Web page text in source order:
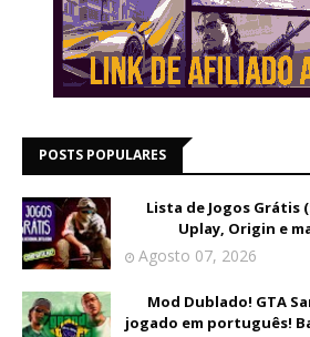
POSTS POPULARES
Lista de Jogos Grátis
Uplay, Origin e
Agosto 07, 2026
Mod Dublado! GTA
jogado em português!